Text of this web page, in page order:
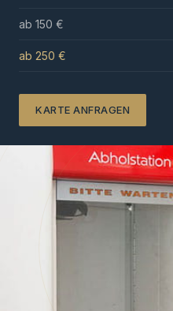
ab 150 €
ab 250 €
KARTE ANFRAGEN